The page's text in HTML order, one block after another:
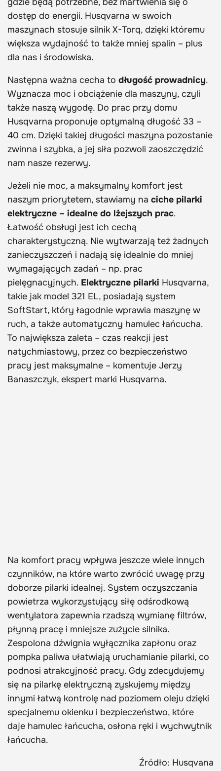
dostęp do energii. Husqvarna w swoich
maszynach stosuje silnik X-Torq, dzięki któremu
większa wydajność to także mniej spalin – plus
dla nas i środowiska.
Następna ważna cecha to długość prowadnicy.
Wyznacza moc i obciążenie dla maszyny, czyli
także naszą wygodę. Do prac przy domu
Husqvarna proponuje optymalną długość 33 –
40 cm. Dzięki takiej długości maszyna pozostanie
zwinna i szybka, a jej siła pozwoli zaoszczędzić
nam nasze rezerwy.
Jeżeli nie moc, a maksymalny komfort jest
naszym priorytetem, stawiamy na ciche pilarki
elektryczne – idealne do lżejszych prac.
Łatwość obsługi jest ich cechą
charakterystyczną. Nie wytwarzają też żadnych
zanieczyszczeń i nadają się idealnie do mniej
wymagających zadań – np. prac
pielęgnacyjnych. Elektryczne pilarki Husqvarna,
takie jak model 321 EL, posiadają system
SoftStart, który łagodnie wprawia maszynę w
ruch, a także automatyczny hamulec łańcucha.
To największa zaleta – czas reakcji jest
natychmiastowy, przez co bezpieczeństwo
pracy jest maksymalne – komentuje Jerzy
Banaszczyk, ekspert marki Husqvarna.
Na komfort pracy wpływa jeszcze wiele innych
czynników, na które warto zwrócić uwagę przy
doborze pilarki idealnej. System oczyszczania
powietrza wykorzystujący siłę odśrodkową
wentylatora zapewnia rzadszą wymianę filtrów,
płynną pracę i mniejsze zużycie silnika.
Zespolona dźwignia wyłącznika zapłonu oraz
pompka paliwa ułatwiają uruchamianie pilarki, co
podnosi atrakcyjność pracy. Gdy zdecydujemy
się na pilarkę elektryczną zyskujemy między
innymi łatwą kontrolę nad poziomem oleju dzięki
specjalnemu okienku i bezpieczeństwo, które
daje hamulec łańcucha, osłona ręki i wychwytnik
łańcucha.
Źródło: Husqvana